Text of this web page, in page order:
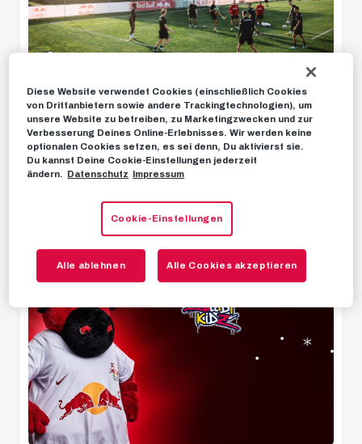
U16w
News
Highlights
Livestreams
NEWS
Testkracher gegen den FC Bayern
zum Jahresauftakt
Diese Website verwendet Cookies (einschließlich Cookies
von Drittanbietern sowie andere Trackingtechnologien), um
unsere Website zu betreiben, zu Marketingzwecken und zur
Verbesserung Deines Online-Erlebnisses. Wir werden keine
optionalen Cookies setzen, es sei denn, Du aktivierst sie.
Du kannst Deine Cookie-Einstellungen jederzeit
ändern. Datenschutz Impressum
Cookie-Einstellungen
Alle ablehnen Alle Cookies akzeptieren